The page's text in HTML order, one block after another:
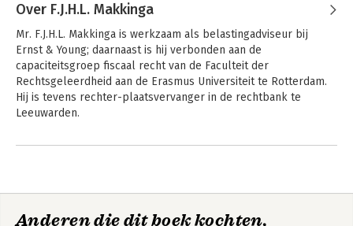
Over F.J.H.L. Makkinga
Mr. F.J.H.L. Makkinga is werkzaam als belastingadviseur bij
Ernst & Young; daarnaast is hij verbonden aan de
capaciteitsgroep fiscaal recht van de Faculteit der
Rechtsgeleerdheid aan de Erasmus Universiteit te Rotterdam.
Hij is tevens rechter-plaatsvervanger in de rechtbank te
Leeuwarden.
Anderen die dit boek kochten,